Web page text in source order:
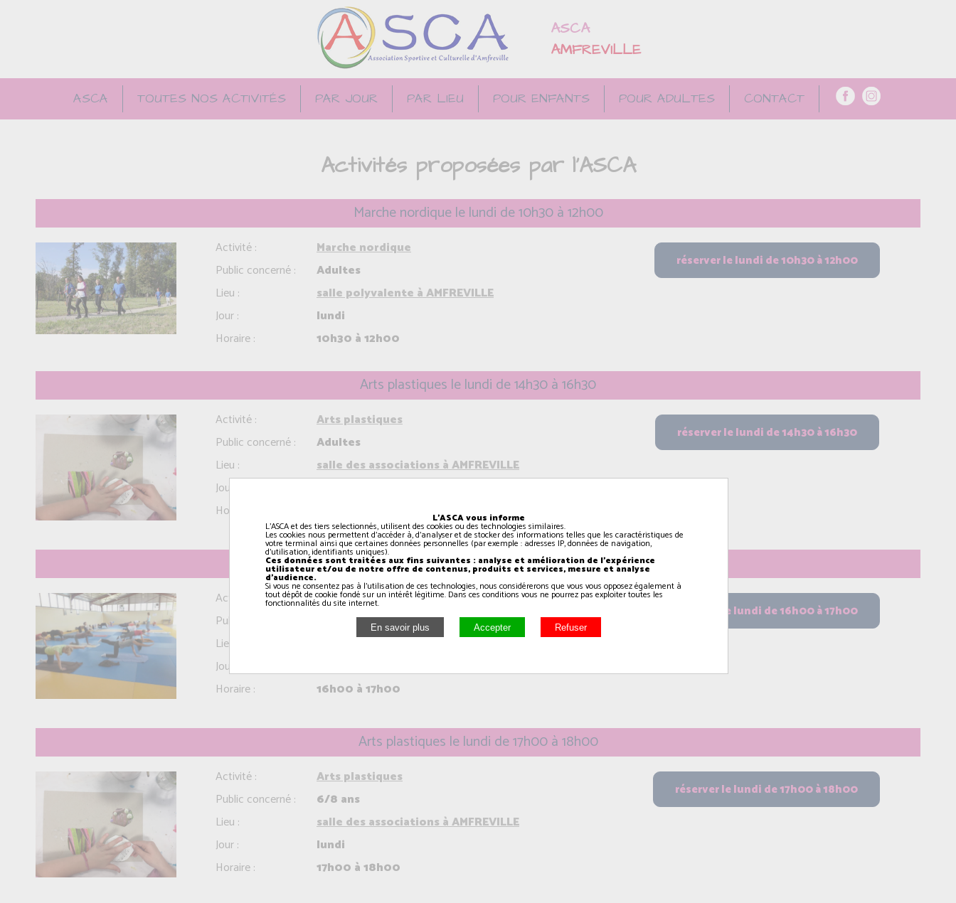
ASCA
AMFREVILLE
ASCA TOUTES NOS ACTIVITÉS PAR JOUR PAR LIEU POUR ENFANTS POUR ADULTES CONTACT
Activités proposées par l'ASCA
Marche nordique le lundi de 10h30 à 12h00
Activité :
Public concerné :
Lieu :
Jour :
Horaire :
Marche nordique
Adultes
salle polyvalente à AMFREVILLE
lundi
10h30 à 12h00
Arts plastiques le lundi de 14h30 à 16h30
Activité :
Public concerné :
Lieu :
Jour :
Horaire :
Arts plastiques
Adultes
salle des associations à AMFREVILLE
Pilates le lundi de 16h00 à 17h00
Activité :
Public concerné :
Lieu :
Jour :
Horaire :
Pilates
Adultes
16h00 à 17h00
Arts plastiques le lundi de 17h00 à 18h00
Activité :
Public concerné :
Lieu :
Jour :
Horaire :
Arts plastiques
6/8 ans
salle des associations à AMFREVILLE
lundi
17h00 à 18h00
L'ASCA vous informe
L'ASCA et des tiers selectionnés, utilisent des cookies ou des technologies similaires.
Les cookies nous permettent d'accéder à, d'analyser et de stocker des informations telles que les caractéristiques de
votre terminal ainsi que certaines données personnelles (par exemple : adresses IP, données de navigation,
d'utilisation, identifiants uniques).
Ces données sont traitées aux fins suivantes : analyse et amélioration de l'expérience
utilisateur et/ou de notre offre de contenus, produits et services, mesure et analyse
d'audience.
Si vous ne consentez pas à l'utilisation de ces technologies, nous considérerons que vous vous opposez également à
tout dépôt de cookie fondé sur un intérêt légitime. Dans ces conditions vous ne pourrez pas exploiter toutes les
fonctionnalités du site internet.